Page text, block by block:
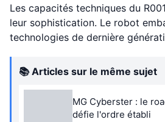
Les capacités techniques du
leur sophistication. Le robot
technologies de dernière
📚 Articles sur le même sujet
MG Cyberster : le
défie l'ordre établi